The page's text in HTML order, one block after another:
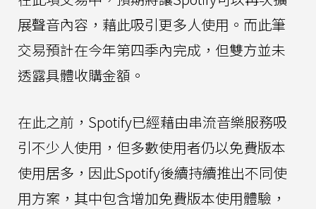
展聲音內容，藉此吸引更多人使用。而此筆
交易預計在今年第四季內完成，但雙方並未
透露具體收購金額。
在此之前，Spotify已經藉由串流音樂服務吸
引不少人使用，但多數使用者仍以免費版本
使用居多，因此Spotify後續持續推出不同使
用方案，其中包含增加免費版本使用體驗，